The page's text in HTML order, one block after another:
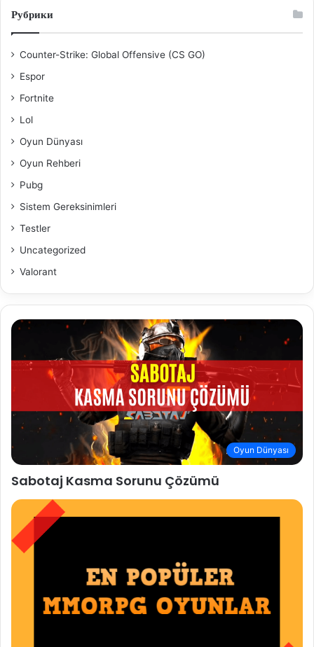
Рубрики
Counter-Strike: Global Offensive (CS GO)
Espor
Fortnite
Lol
Oyun Dünyası
Oyun Rehberi
Pubg
Sistem Gereksinimleri
Testler
Uncategorized
Valorant
Oyun Dünyası
Sabotaj Kasma Sorunu Çözümü